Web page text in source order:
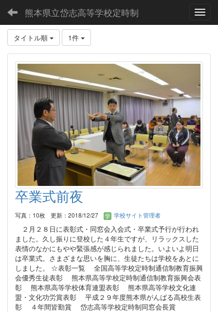
熊本県立岱志高等学校定時制
タイトル順 1件
卒業式前夜
写真：10枚 更新：2018/12/27 学校サイト管理者
２月２８日に表彰式・同窓会入会式・卒業式予行が行われ
ました。久し振りに登校した４年生ですが、リラックスした
表情のなかにもやや緊張感が感じられました。いよいよ明日
は卒業式。さまざまな思いを胸に、生徒たちは学校をあとに
しました。 ☆表彰一覧 全国高等学校定時制通信制教育振興
会優秀生徒表彰 熊本県高等学校定時制通信制教育振興会表
彰 熊本県高等学校体育連盟表彰 熊本県高等学校文化連
盟・文化功労賞表彰 平成２９年度熊本県がんばる高校生表
彰 ４年間皆勤賞 岱志高等学校定時制同窓会長賞